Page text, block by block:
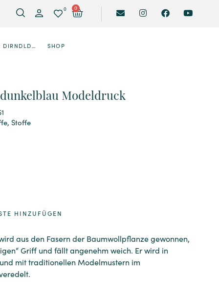
0 0
DIRNDLDESIGNER SHOP
Modeldruck
,Stoffe
HINZUFÜGEN
aus den Fasern der Baumwollpflanze gewonnen,
Griff und fällt angenehm weich. Er wird in
mit traditionellen Modelmustern im